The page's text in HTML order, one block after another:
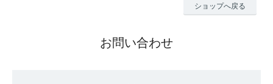
ショップへ戻る
お問い合わせ